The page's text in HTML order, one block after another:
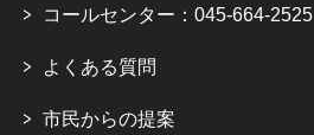
コールセンター：045-664-2525
よくある質問
市民からの提案